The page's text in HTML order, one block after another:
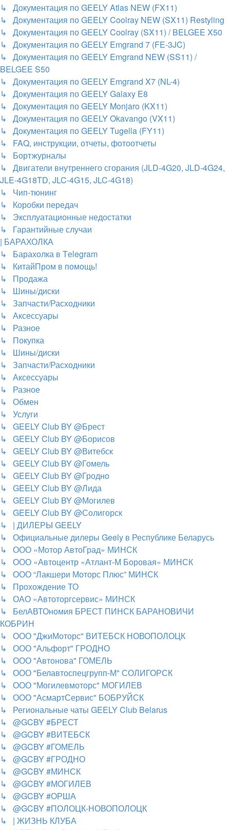
↳ Документация по GEELY Atlas NEW (FX11)
↳ Документация по GEELY Coolray NEW (SX11) Restyling
↳ Документация по GEELY Coolray (SX11) / BELGEE X50
↳ Документация по GEELY Emgrand 7 (FE-3JC)
↳ Документация по GEELY Emgrand NEW (SS11) /
BELGEE S50
↳ Документация по GEELY Emgrand X7 (NL-4)
↳ Документация по GEELY Galaxy E8
↳ Документация по GEELY Monjaro (KX11)
↳ Документация по GEELY Okavango (VX11)
↳ Документация по GEELY Tugella (FY11)
↳ FAQ, инструкции, отчеты, фотоотчеты
↳ Бортжурналы
↳ Двигатели внутреннего сгорания (JLD-4G20, JLD-4G24,
JLE-4G18TD, JLC-4G15, JLC-4G18)
↳ Чип-тюнинг
↳ Коробки передач
↳ Эксплуатационные недостатки
↳ Гарантийные случаи
| БАРАХОЛКА
↳ Барахолка в Tеlegram
↳ КитайПром в помощь!
↳ Продажа
↳ Шины/диски
↳ Запчасти/Расходники
↳ Аксессуары
↳ Разное
↳ Покупка
↳ Шины/диски
↳ Запчасти/Расходники
↳ Аксессуары
↳ Разное
↳ Обмен
↳ Услуги
↳ GEELY Club BY @Брест
↳ GEELY Club BY @Борисов
↳ GEELY Club BY @Витебск
↳ GEELY Club BY @Гомель
↳ GEELY Club BY @Гродно
↳ GEELY Club BY @Лида
↳ GEELY Club BY @Могилев
↳ GEELY Club BY @Солигорск
↳ | ДИЛЕРЫ GEELY
↳ Официальные дилеры Geely в Республике Беларусь
↳ ООО «Мотор АвтоГрад» МИНСК
↳ ООО «Автоцентр «Атлант-М Боровая» МИНСК
↳ ООО “Лакшери Моторс Плюс” МИНСК
↳ Прохождение ТО
↳ ОАО «Автоторгсервис» МИНСК
↳ БелАВТОномия БРЕСТ ПИНСК БАРАНОВИЧИ
КОБРИН
↳ ООО "ДжиМоторс" ВИТЕБСК НОВОПОЛОЦК
↳ ООО "Альфорт" ГРОДНО
↳ ООО "Автонова" ГОМЕЛЬ
↳ ООО "Белавтоспецгрупп-М" СОЛИГОРСК
↳ ООО "Могилевмоторс" МОГИЛЕВ
↳ ООО "АсмартСервис" БОБРУЙСК
↳ Региональные чаты GEELY Club Belarus
↳ @GCBY #БРЕСТ
↳ @GCBY #ВИТЕБСК
↳ @GCBY #ГОМЕЛЬ
↳ @GCBY #ГРОДНО
↳ @GCBY #МИНСК
↳ @GCBY #МОГИЛЕВ
↳ @GCBY #ОРША
↳ @GCBY #ПОЛОЦК-НОВОПОЛОЦК
↳ | ЖИЗНЬ КЛУБА